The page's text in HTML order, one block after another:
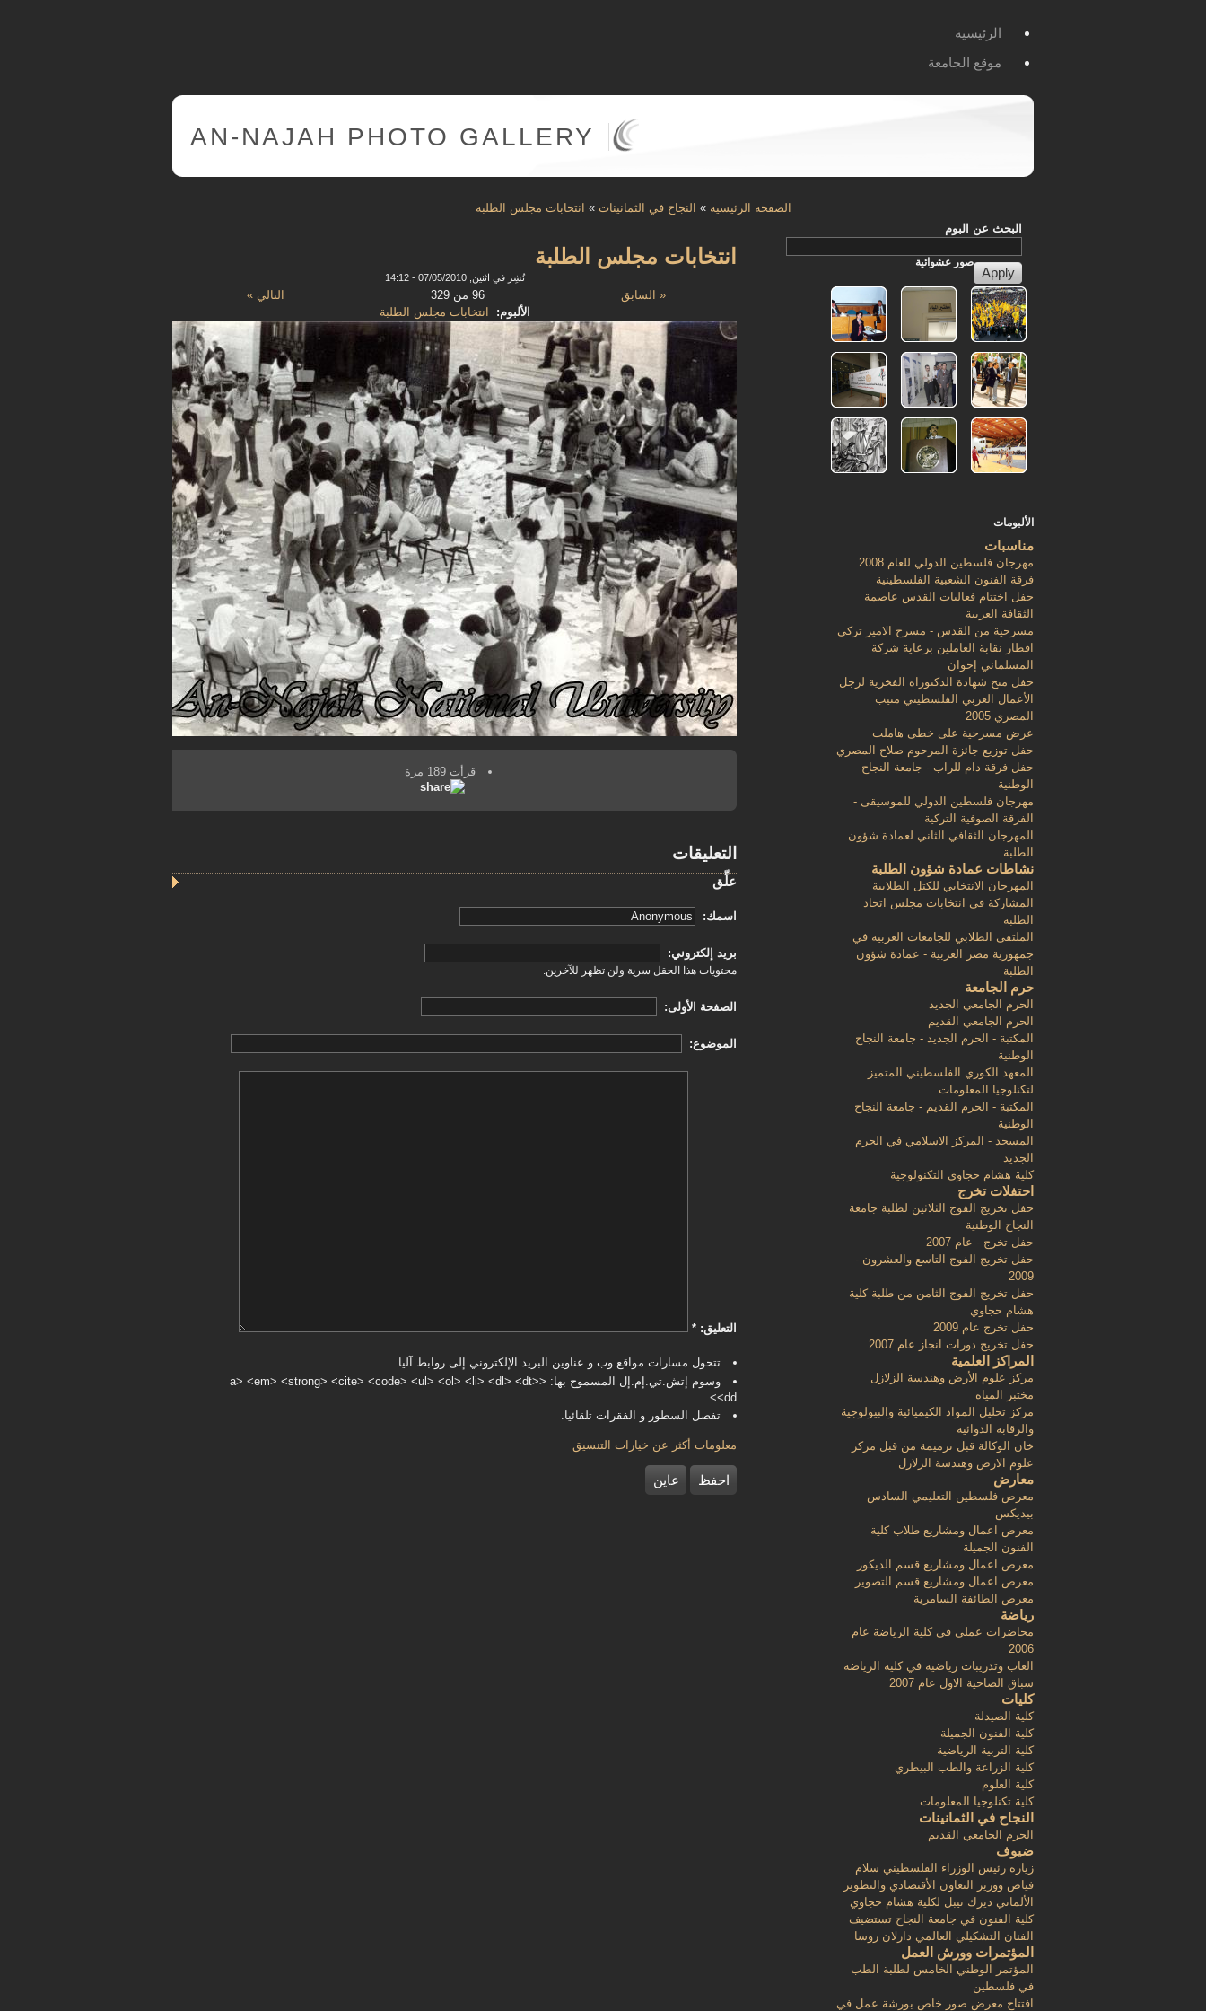
الرئيسية
موقع الجامعة
AN-NAJAH PHOTO GALLERY
الصفحة الرئيسية » النجاح في الثمانينات » انتخابات مجلس الطلبة
انتخابات مجلس الطلبة
نُشِر في اثنين, 07/05/2010 - 14:12
« السابق 96 من 329
التالي »
الألبوم:
انتخابات مجلس الطلبة
قرأت 189 مرة
التعليقات
علِّق
‏اسمك: ‏
‏بريد إلكتروني: ‏
محتويات هذا الحقل سرية ولن تظهر للآخرين.
‏الصفحة الأولى: ‏
‏الموضوع: ‏
‏التعليق: ‏ *
تتحول مسارات مواقع وب و عناوين البريد الإلكتروني إلى روابط آليا.
وسوم إتش.تي.إم.إل المسموح بها: <a> <em> <strong> <cite> <code> <ul> <ol> <li> <dl> <dt>
<dd>
تفصل السطور و الفقرات تلقائيا.
معلومات أكثر عن خيارات التنسيق
البحث عن البوم
صور عشوائية
الألبومات
مناسبات
مهرجان فلسطين الدولي للعام 2008
فرقة الفنون الشعبية الفلسطينية
حفل اختتام فعاليات القدس عاصمة
الثقافة العربية
مسرحية من القدس - مسرح الامير تركي
افطار نقابة العاملين برعاية شركة
المسلماني إخوان
حفل منح شهادة الدكتوراه الفخرية لرجل
الأعمال العربي الفلسطيني منيب
المصري 2005
عرض مسرحية على خطى هاملت
حفل توزيع جائزة المرحوم صلاح المصري
حفل فرقة دام للراب - جامعة النجاح
الوطنية
مهرجان فلسطين الدولي للموسيقى -
الفرقة الصوفية التركية
المهرجان الثقافي الثاني لعمادة شؤون
الطلبة
نشاطات عمادة شؤون الطلبة
المهرجان الانتخابي للكتل الطلابية
المشاركة في انتخابات مجلس اتحاد
الطلبة
الملتقى الطلابي للجامعات العربية في
جمهورية مصر العربية - عمادة شؤون
الطلبة
حرم الجامعة
الحرم الجامعي الجديد
الحرم الجامعي القديم
المكتبة - الحرم الجديد - جامعة النجاح
الوطنية
المعهد الكوري الفلسطيني المتميز
لتكنلوجيا المعلومات
المكتبة - الحرم القديم - جامعة النجاح
الوطنية
المسجد - المركز الاسلامي في الحرم
الجديد
كلية هشام حجاوي التكنولوجية
احتفلات تخرج
حفل تخريج الفوج الثلاثين لطلبة جامعة
النجاح الوطنية
حفل تخرج - عام 2007
حفل تخريج الفوج التاسع والعشرون -
2009
حفل تخريج الفوج الثامن من طلبة كلية
هشام حجاوي
حفل تخرج عام 2009
حفل تخريج دورات انجاز عام 2007
المراكز العلمية
مركز علوم الأرض وهندسة الزلازل
مختبر المياه
مركز تحليل المواد الكيميائية والبيولوجية
والرقابة الدوائية
خان الوكالة قبل ترميمة من قبل مركز
علوم الارض وهندسة الزلازل
معارض
معرض فلسطين التعليمي السادس
بيديكس
معرض اعمال ومشاريع طلاب كلية
الفنون الجميلة
معرض اعمال ومشاريع قسم الديكور
معرض اعمال ومشاريع قسم التصوير
معرض الطائفة السامرية
رياضة
محاضرات عملي في كلية الرياضة عام
2006
العاب وتدريبات رياضية في كلية الرياضة
سباق الضاحية الاول عام 2007
كليات
كلية الصيدلة
كلية الفنون الجميلة
كلية التربية الرياضية
كلية الزراعة والطب البيطري
كلية العلوم
كلية تكنلوجيا المعلومات
النجاح في الثمانينات
الحرم الجامعي القديم
ضيوف
زيارة رئيس الوزراء الفلسطيني سلام
فياض ووزير التعاون الأقتصادي والتطوير
الألماني ديرك نيبل لكلية هشام حجاوي
كلية الفنون في جامعة النجاح تستضيف
الفنان التشكيلي العالمي دارلان روسا
المؤتمرات وورش العمل
المؤتمر الوطني الخامس لطلبة الطب
في فلسطين
افتتاح معرض صور خاص بورشة عمل في